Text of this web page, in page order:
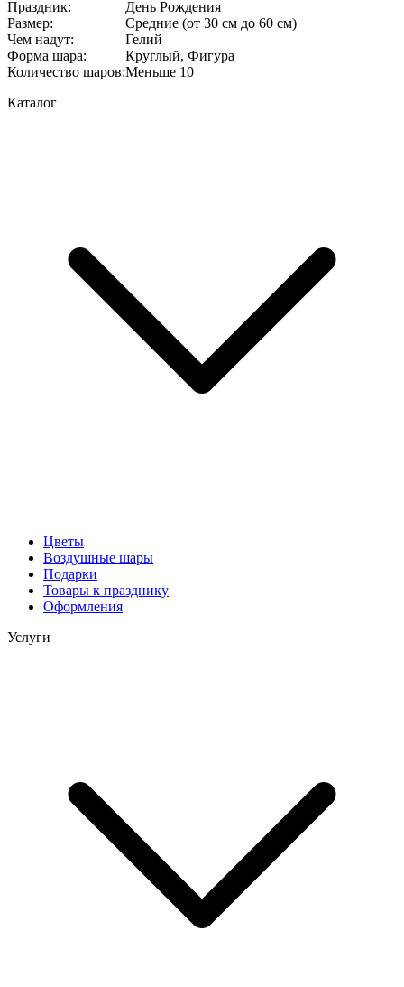
Праздник:
День Рождения
Размер:
Средние (от 30 см до 60 см)
Чем надут:
Гелий
Форма шара:
Круглый, Фигура
Количество шаров:Меньше 10
Каталог
Цветы
Воздушные шары
Подарки
Товары к празднику
Оформления
Услуги